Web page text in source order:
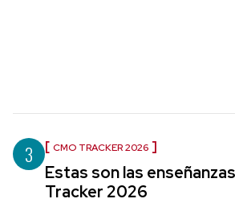
3 CMO TRACKER 2026
Estas son las
Tracker 2026